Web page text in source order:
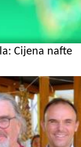
Cijena nafte